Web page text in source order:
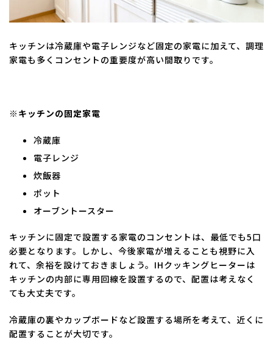
キッチンは冷蔵庫や電子レンジなど固定の家電に加えて、調理
家電も多くコンセントの重要度が高い間取りです。
※キッチンの固定家電
冷蔵庫
電子レンジ
炊飯器
ポット
オーブントースター
キッチンに固定で設置する家電のコンセントは、最低でも5口
必要となります。しかし、今後家電が増えることも視野に入
れて、余裕を設けておきましょう。IHクッキングヒーターは
キッチンの内部に専用回線を設置するので、配置は考えなく
ても大丈夫です。
冷蔵庫の裏やカップボードなど設置する場所を考えて、近くに
配置することが大切です。